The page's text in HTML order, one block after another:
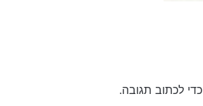
כדי לכתוב תגובה.